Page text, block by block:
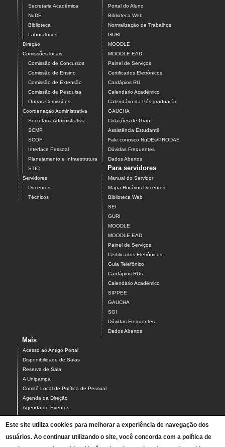
Secretaria Acadêmica
NuDE
Biblioteca
Laboratórios
Direção
Comissões locais
Comissão de Concursos
Comissão de Ensino
Comissão de Extensão
Comissão de Pesquisa
Outras Comissões
Coordenação Administrativa
Secretaria Administrativa
SCMP
SCOF
Interface Pessoal
Planejamento e Infraestrutura
STIC
Servidores
Docentes
Técnicos
Portal do Aluno
Biblioteca Web
Normalização de Trabalhos
GURI
MOODLE
MOODLE EAD
Painel de Serviços
Certificados Eletrônicos
Cardápios RU
Calendário Acadêmico
Calendário da Pós-graduação
GAUCHA
Colações de Grau
Assistência Estudantil
Fale conosco NuDEs/PRODAE
Dúvidas Frequentes
Dados Abertos
Para servidores
Manual do Servidor
Mapa Horários Docentes
Biblioteca Web
SEI
GURI
MOODLE
MOODLE EAD
Painel de Serviços
Certificados Eletrônicos
Guia Telefônico
Cardápios RUs
Calendário Acadêmico
SIPPEE
GAUCHA
SGI
Dúvidas Frequentes
Dados Abertos
Mais
Acesso ao Antigo Portal
Disponibilidade de Salas
Reserva de Sala
A Unipampa
Comitê Local de Política de Pessoal
Agenda da Direção
Agenda de Eventos
Estágios
Relatório de Gestão
Infraestrutura do Campus
Este site utiliza cookies para melhorar a experiência de navegação dos
usuários. Ao continuar utilizando o site, você concorda com a política de